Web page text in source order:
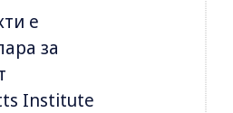
е
за
Institute